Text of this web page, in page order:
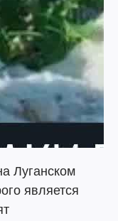
Луганском
является